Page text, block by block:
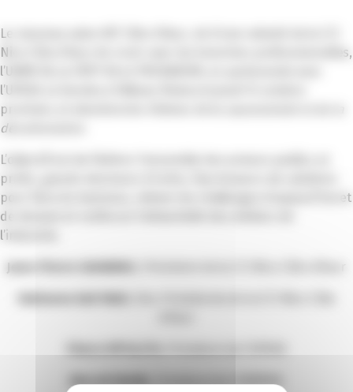
Le nouveau salon IBT Côte d’Azur, né d’une volonté de la CCI
Nice Côte d’Azur de s’unir avec les branches professionnelles,
l’UIMM 06, la FBTP 06 et PRODAROM, en partenariat avec
l’UPE06 se tiendra à l’Allianz Riviera le jeudi 12 octobre
prochain, et abordera les thèmes de la
décarbonation
L’objectif est de fédérer l’ensemble des acteurs publics et
privés, grands donneurs d’ordre, fournisseurs de solutions
pour faire du business, relever les challenges d’aujourd’hui et
de demain et renforcer l’attractivité des métiers de
l’industrie.
Jean-Pierre SAVARINO
Marcel RAGNI, Président de l’UIMM06